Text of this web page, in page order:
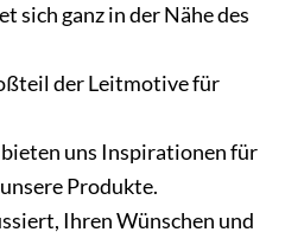
sich ganz in der Nähe des
der Leitmotive für
uns Inspirationen für
Produkte.
Ihren Wünschen und